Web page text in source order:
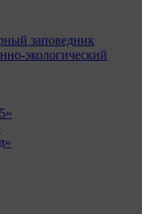
заповедник
экологический